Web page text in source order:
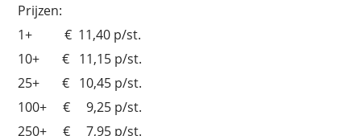
Prijzen:
1+ € 11,40 p/st.
10+ € 11,15 p/st.
25+ € 10,45 p/st.
100+ € 9,25 p/st.
250+ € 7,95 p/st.